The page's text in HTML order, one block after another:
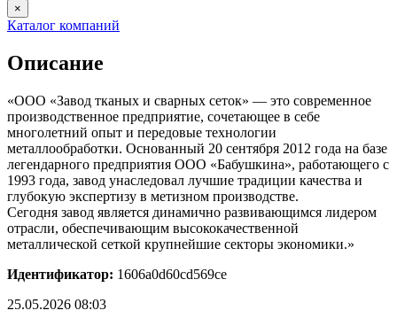
×
Каталог компаний
Описание
«ООО «Завод тканых и сварных сеток» — это современное
производственное предприятие, сочетающее в себе
многолетний опыт и передовые технологии
металлообработки. Основанный 20 сентября 2012 года на базе
легендарного предприятия ООО «Бабушкина», работающего с
1993 года, завод унаследовал лучшие традиции качества и
глубокую экспертизу в метизном производстве.
Сегодня завод является динамично развивающимся лидером
отрасли, обеспечивающим высококачественной
металлической сеткой крупнейшие секторы экономики.»
Идентификатор: 1606a0d60cd569ce
25.05.2026 08:03